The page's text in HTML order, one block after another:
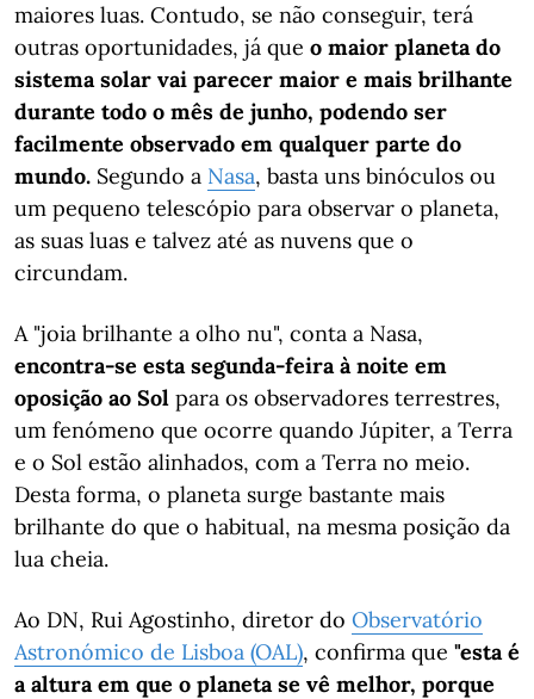
maiores luas. Contudo, se não conseguir, terá
outras oportunidades, já que o maior planeta do
sistema solar vai parecer maior e mais brilhante
durante todo o mês de junho, podendo ser
facilmente observado em qualquer parte do
mundo. Segundo a Nasa, basta uns binóculos ou
um pequeno telescópio para observar o planeta,
as suas luas e talvez até as nuvens que o
circundam.
A "joia brilhante a olho nu", conta a Nasa,
encontra-se esta segunda-feira à noite em
oposição ao Sol para os observadores terrestres,
um fenómeno que ocorre quando Júpiter, a Terra
e o Sol estão alinhados, com a Terra no meio.
Desta forma, o planeta surge bastante mais
brilhante do que o habitual, na mesma posição da
lua cheia.
Ao DN, Rui Agostinho, diretor do Observatório
Astronómico de Lisboa (OAL), confirma que "esta é
a altura em que o planeta se vê melhor, porque